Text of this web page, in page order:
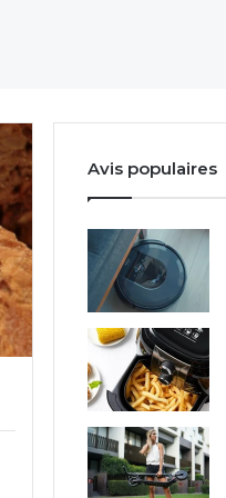
Avis populaires